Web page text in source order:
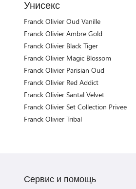
Унисекс
Franck Olivier Oud Vanille
Franck Olivier Ambre Gold
Franck Olivier Black Tiger
Franck Olivier Magic Blossom
Franck Olivier Parisian Oud
Franck Olivier Red Addict
Franck Olivier Santal Velvet
Franck Olivier Set Collection Privee
Franck Olivier Tribal
Сервис и помощь